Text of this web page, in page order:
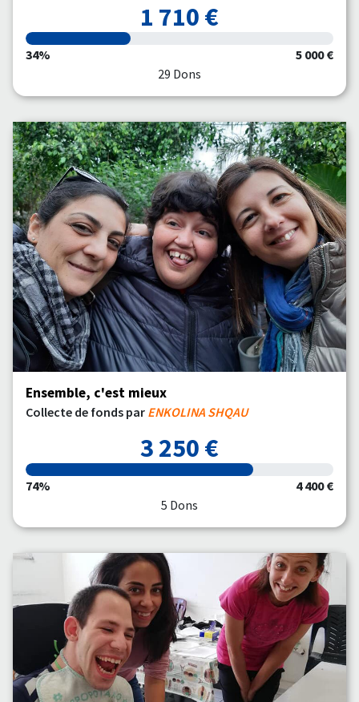
1 710 €
34%
5 000 €
29 Dons
Ensemble, c'est mieux
Collecte de fonds par ENKOLINA SHQAU
3 250 €
74%
4 400 €
5 Dons